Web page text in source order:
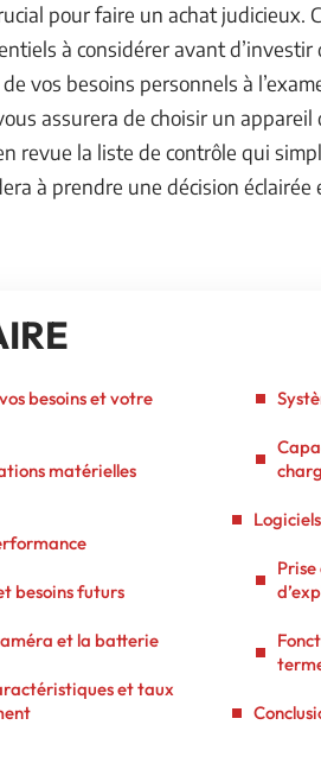
pour faire un achat judicieux.
à considérer avant
vos besoins personnels à
assurera de choisir un
revue la liste de contrôle qui
à prendre une décision éclairée
besoins et votre
matérielles
besoins futurs
et la batterie
et taux